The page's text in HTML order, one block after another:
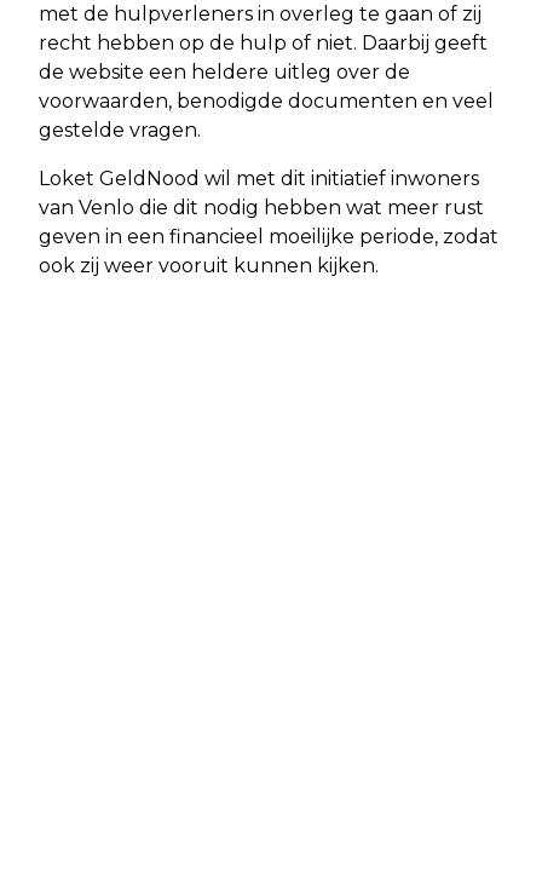
met de hulpverleners in overleg te gaan of zij
recht hebben op de hulp of niet. Daarbij geeft
de website een heldere uitleg over de
voorwaarden, benodigde documenten en veel
gestelde vragen.
Loket GeldNood wil met dit initiatief inwoners
van Venlo die dit nodig hebben wat meer rust
geven in een financieel moeilijke periode, zodat
ook zij weer vooruit kunnen kijken.